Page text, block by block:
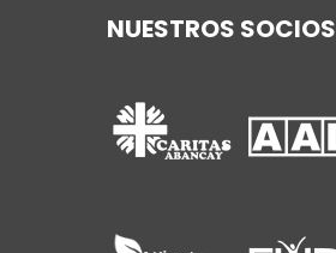
NUESTROS SOCIOS